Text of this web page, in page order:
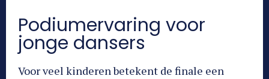
Podiumervaring voor
jonge dansers
Voor veel kinderen betekent de finale een